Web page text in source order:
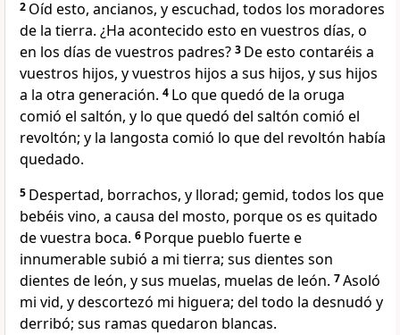
2 Oíd esto, ancianos, y escuchad, todos los moradores
de la tierra. ¿Ha acontecido esto en vuestros días, o
en los días de vuestros padres? 3 De esto contaréis a
vuestros hijos, y vuestros hijos a sus hijos, y sus hijos
a la otra generación. 4 Lo que quedó de la oruga
comió el saltón, y lo que quedó del saltón comió el
revoltón; y la langosta comió lo que del revoltón había
quedado.
5 Despertad, borrachos, y llorad; gemid, todos los que
bebéis vino, a causa del mosto, porque os es quitado
de vuestra boca. 6 Porque pueblo fuerte e
innumerable subió a mi tierra; sus dientes son
dientes de león, y sus muelas, muelas de león. 7Asoló
mi vid, y descortezó mi higuera; del todo la desnudó y
derribó; sus ramas quedaron blancas.